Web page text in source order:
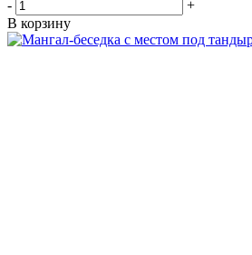
-
+
В корзину